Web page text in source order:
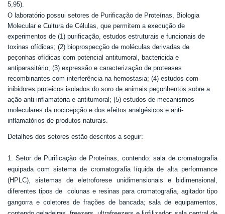
5,95).
O laboratório possui setores de Purificação de Proteínas, Biologia
Molecular e Cultura de Células, que permitem a execução de
experimentos de (1) purificação, estudos estruturais e funcionais de
toxinas ofídicas; (2) bioprospecção de moléculas derivadas de
peçonhas ofídicas com potencial antitumoral, bactericida e
antiparasitário; (3) expressão e caracterização de proteases
recombinantes com interferência na hemostasia; (4) estudos com
inibidores proteicos isolados do soro de animais peçonhentos sobre a
ação anti-inflamatória e antitumoral; (5) estudos de mecanismos
moleculares da nocicepção e dos efeitos analgésicos e anti-
inflamatórios de produtos naturais.
Detalhes dos setores estão descritos a seguir:
1. Setor de Purificação de Proteínas, contendo: sala de cromatografia
equipada com sistema de cromatografia líquida de alta performance
(HPLC), sistemas de eletroforese unidimensionais e bidimensional,
diferentes tipos de colunas e resinas para cromatografia, agitador tipo
gangorra e coletores de frações de bancada; sala de equipamentos,